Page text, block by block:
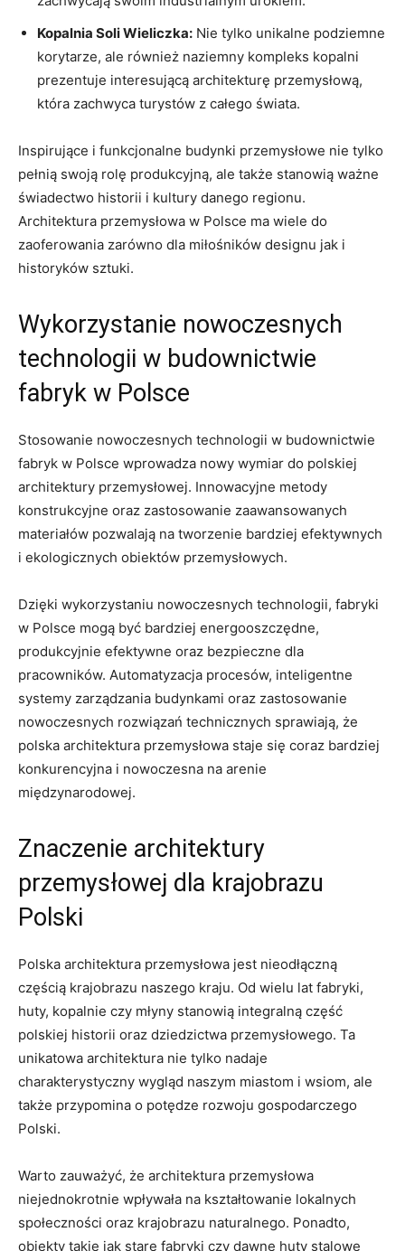
Kopalnia Soli Wieliczka: Nie tylko unikalne podziemne
korytarze, ale również naziemny kompleks kopalni
prezentuje interesującą architekturę przemysłową,
która zachwyca turystów z całego świata.
Inspirujące i funkcjonalne budynki przemysłowe nie tylko
pełnią swoją rolę produkcyjną, ale także stanowią ważne
świadectwo historii i kultury danego regionu.
Architektura przemysłowa w Polsce ma wiele do
zaoferowania zarówno dla miłośników designu jak i
historyków sztuki.
Wykorzystanie nowoczesnych
technologii w budownictwie
fabryk w Polsce
Stosowanie nowoczesnych technologii w budownictwie
fabryk w Polsce wprowadza nowy wymiar do polskiej
architektury przemysłowej. Innowacyjne metody
konstrukcyjne oraz zastosowanie zaawansowanych
materiałów pozwalają na tworzenie bardziej efektywnych
i ekologicznych obiektów przemysłowych.
Dzięki wykorzystaniu nowoczesnych technologii, fabryki
w Polsce mogą być bardziej energooszczędne,
produkcyjnie efektywne oraz bezpieczne dla
pracowników. Automatyzacja procesów, inteligentne
systemy zarządzania budynkami oraz zastosowanie
nowoczesnych rozwiązań technicznych sprawiają, że
polska architektura przemysłowa staje się coraz bardziej
konkurencyjna i nowoczesna na arenie
międzynarodowej.
Znaczenie architektury
przemysłowej dla krajobrazu
Polski
Polska architektura przemysłowa jest nieodłączną
częścią krajobrazu naszego kraju. Od wielu lat fabryki,
huty, kopalnie czy młyny stanowią integralną część
polskiej historii oraz dziedzictwa przemysłowego. Ta
unikatowa architektura nie tylko nadaje
charakterystyczny wygląd naszym miastom i wsiom, ale
także przypomina o potędze rozwoju gospodarczego
Polski.
Warto zauważyć, że architektura przemysłowa
niejednokrotnie wpływała na kształtowanie lokalnych
społeczności oraz krajobrazu naturalnego. Ponadto,
obiekty takie jak stare fabryki czy dawne huty stalowe